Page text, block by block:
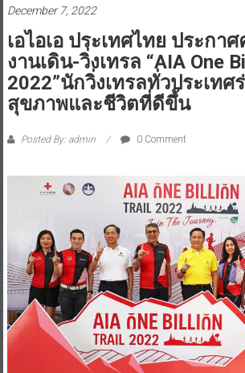
December 7, 2022
เอไอเอ ประเทศไทย ประกา
งานเดิน-วิ่งเทรล “AIA One
2022”นักวิ่งเทรลทั่วประเทศ
สุขภาพและชีวิตที่ดีขึ้น
Posted By: admin 0 Comment